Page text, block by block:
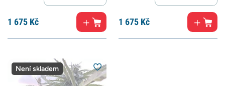
1 675 Kč 1 675 Kč
Není skladem